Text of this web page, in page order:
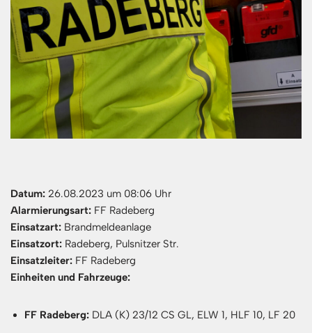
Datum: 26.08.2023 um 08:06 Uhr
Alarmierungsart: FF Radeberg
Einsatzart: Brandmeldeanlage
Einsatzort: Radeberg, Pulsnitzer Str.
Einsatzleiter: FF Radeberg
Einheiten und Fahrzeuge:
FF Radeberg: DLA (K) 23/12 CS GL, ELW 1, HLF 10, LF 20